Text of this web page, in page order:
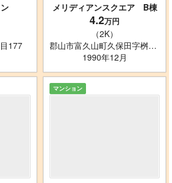
177
メリディアンスクエア B棟
4.2万円
（2K）
郡山市富久山町久保田字桝形33-2
1990年12月
マンション